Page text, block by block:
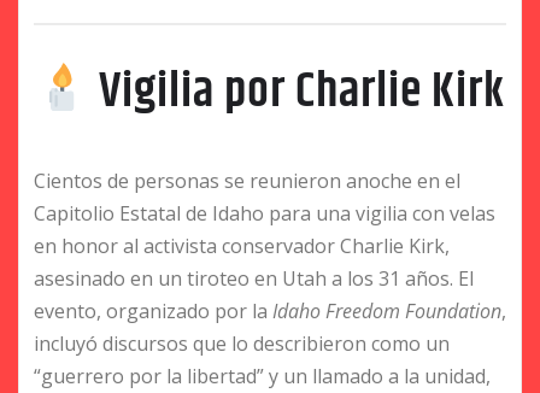
Vigilia por Charlie Kirk
Cientos de personas se reunieron anoche en el
Capitolio Estatal de Idaho para una vigilia con velas
en honor al activista conservador Charlie Kirk,
asesinado en un tiroteo en Utah a los 31 años. El
evento, organizado por la Idaho Freedom Foundation,
incluyó discursos que lo describieron como un
“guerrero por la libertad” y un llamado a la unidad,